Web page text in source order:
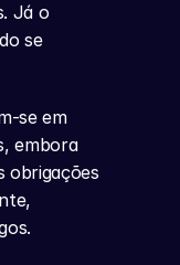
Já o
se
se em
embora
obrigações